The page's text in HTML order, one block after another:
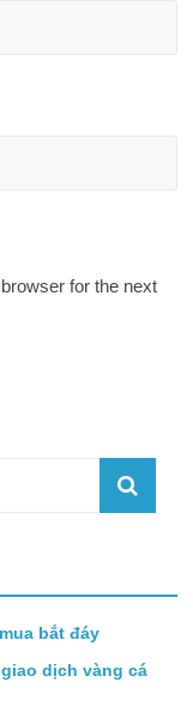
for the next
bắt đáy
dịch vàng cá